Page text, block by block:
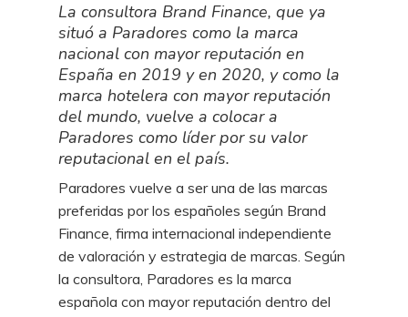
La consultora Brand Finance, que ya
situó a Paradores como la marca
nacional con mayor reputación en
España en 2019 y en 2020, y como la
marca hotelera con mayor reputación
del mundo, vuelve a colocar a
Paradores como líder por su valor
reputacional en el país.
Paradores vuelve a ser una de las marcas
preferidas por los españoles según Brand
Finance, firma internacional independiente
de valoración y estrategia de marcas. Según
la consultora, Paradores es la marca
española con mayor reputación dentro del